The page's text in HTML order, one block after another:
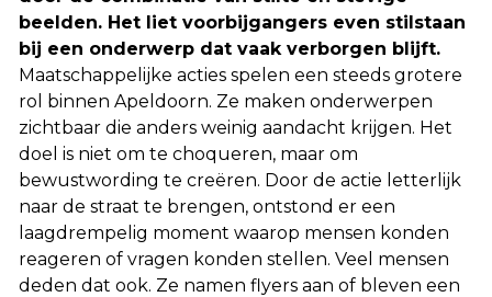
beelden. Het liet voorbijgangers even stilstaan
bij een onderwerp dat vaak verborgen blijft.
Maatschappelijke acties spelen een steeds grotere
rol binnen Apeldoorn. Ze maken onderwerpen
zichtbaar die anders weinig aandacht krijgen. Het
doel is niet om te choqueren, maar om
bewustwording te creëren. Door de actie letterlijk
naar de straat te brengen, ontstond er een
laagdrempelig moment waarop mensen konden
reageren of vragen konden stellen. Veel mensen
deden dat ook. Ze namen flyers aan of bleven een